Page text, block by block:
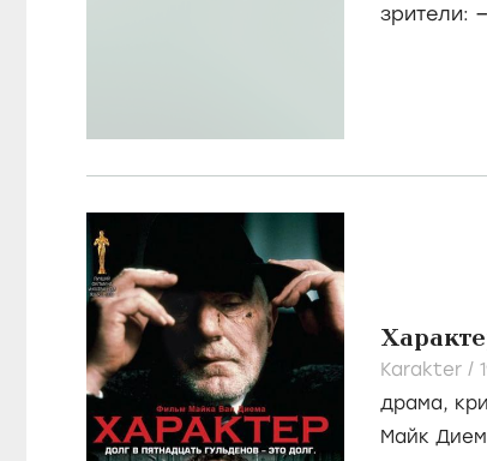
зрители: –
Karakter /
драма,
Майк Дием